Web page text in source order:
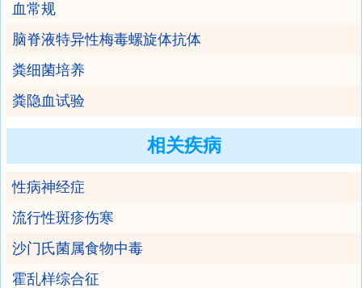
血常规
脑脊液特异性梅毒螺旋体抗体
粪细菌培养
粪隐血试验
相关疾病
性病神经症
流行性斑疹伤寒
沙门氏菌属食物中毒
霍乱样综合征